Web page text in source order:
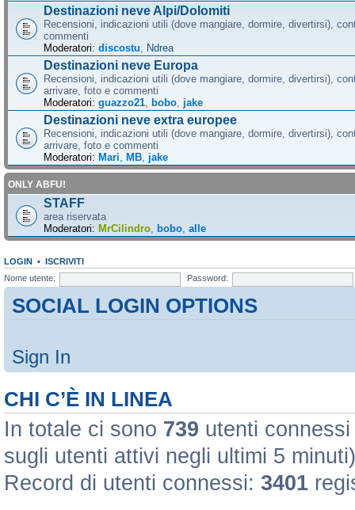
Destinazioni neve Alpi/Dolomiti
Recensioni, indicazioni utili (dove mangiare, dormire, divertirsi),
commenti
Moderatori: discostu Ndrea
Destinazioni neve Europa
Recensioni, indicazioni utili (dove mangiare, dormire, divertirsi),
arrivare, foto e commenti
Moderatori: guazzo21 bobo jake
Destinazioni neve extra europee
Recensioni, indicazioni utili (dove mangiare, dormire, divertirsi),
arrivare, foto e commenti
Moderatori: Mari MB jake
ONLY ABFU!
STAFF
area riservata
Moderatori: MrCilindro bobo alle
LOGIN • ISCRIVITI
Nome utente:
Password:
SOCIAL LOGIN OPTIONS
Sign In
CHI C’È IN LINEA
In totale ci sono 739 utenti
sugli utenti attivi negli ultimi 5 minuti)
Record di utenti connessi: 3401